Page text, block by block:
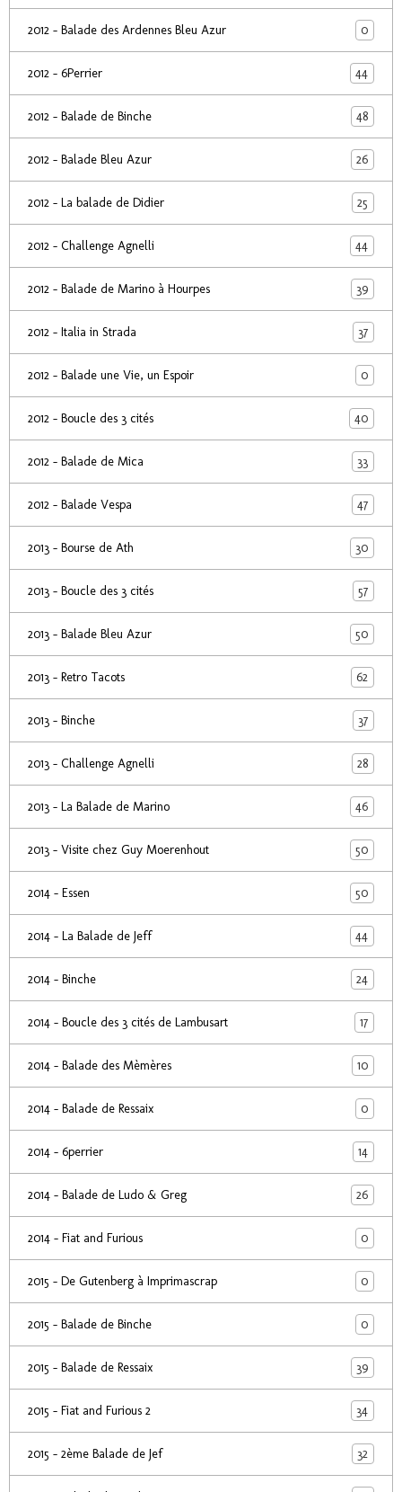
2012 - Balade des Ardennes Bleu Azur 0
2012 - 6Perrier 44
2012 - Balade de Binche 48
2012 - Balade Bleu Azur 26
2012 - La balade de Didier 25
2012 - Challenge Agnelli 44
2012 - Balade de Marino à Hourpes 39
2012 - Italia in Strada 37
2012 - Balade une Vie, un Espoir 0
2012 - Boucle des 3 cités 40
2012 - Balade de Mica 33
2012 - Balade Vespa 47
2013 - Bourse de Ath 30
2013 - Boucle des 3 cités 57
2013 - Balade Bleu Azur 50
2013 - Retro Tacots 62
2013 - Binche 37
2013 - Challenge Agnelli 28
2013 - La Balade de Marino 46
2013 - Visite chez Guy Moerenhout 50
2014 - Essen 50
2014 - La Balade de Jeff 44
2014 - Binche 24
2014 - Boucle des 3 cités de Lambusart 17
2014 - Balade des Mèmères 10
2014 - Balade de Ressaix 0
2014 - 6perrier 14
2014 - Balade de Ludo & Greg 26
2014 - Fiat and Furious 0
2015 - De Gutenberg à Imprimascrap 0
2015 - Balade de Binche 0
2015 - Balade de Ressaix 39
2015 - Fiat and Furious 2 34
2015 - 2ème Balade de Jef 32